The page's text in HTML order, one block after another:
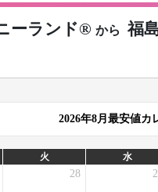
ーランド® から 福
2026年8月最安値カ
火 水
28